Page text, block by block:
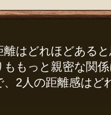
離はどれほどある
ももっと親密な関
2人の距離感はど